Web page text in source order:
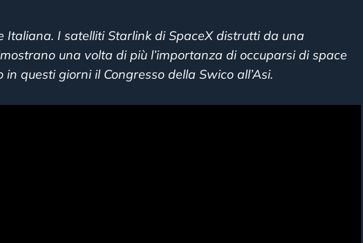
Italiana. I satelliti Starlink di SpaceX distrutti da una
una volta di più l’importanza di occuparsi di space
questi giorni il Congresso della Swico all’Asi.